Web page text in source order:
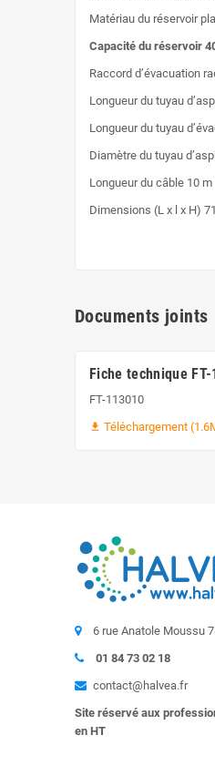
Matériau du réservoir
Capacité du réservoir
Raccord d’évacuation
Longueur du tuyau
Longueur du tuyau
Diamètre du tuyau
Longueur du câble 10
Dimensions (L x l x H)
Documents joints
Fiche technique
FT-113010
file_download Téléchargement
6 rue Anatole Moussu
01 84 73 02 18
contact@halvea.fr
Site réservé aux
en HT